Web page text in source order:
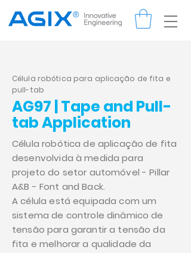
Célula robótica para aplicação de fita e
pull-tab
AG97 | Tape and Pull-
tab Application
Célula robótica de aplicação de fita
desenvolvida à medida para
projeto do setor automóvel - Pillar
A&B - Font and Back.
A célula está equipada com um
sistema de controle dinâmico de
tensão para garantir a tensão da
fita e melhorar a qualidade da